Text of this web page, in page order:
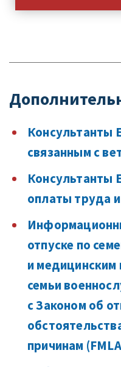
Консультанты
связанным с
Консультанты
оплаты труда и
отпуске по
и медицинским
семьи
с Законом об
причинам